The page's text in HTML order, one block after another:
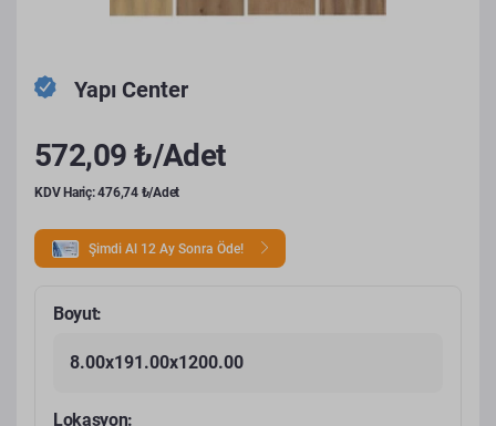
Yapı Center
572,09 ₺/Adet
KDV Hariç: 476,74 ₺/Adet
Şimdi Al 12 Ay Sonra Öde!
Boyut:
8.00x191.00x1200.00
Lokasyon: